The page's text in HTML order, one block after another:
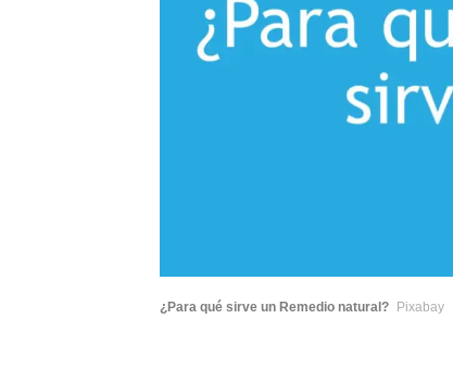
¿Para qué sirve un Remedio natural? Pixabay